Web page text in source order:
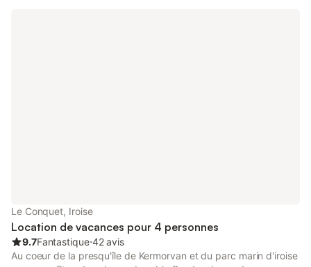
Le Conquet, Iroise
Location de vacances pour 4 personnes
9.7Fantastique⋅42 avis
Au coeur de la presqu'île de Kermorvan et du parc marin d'iroise